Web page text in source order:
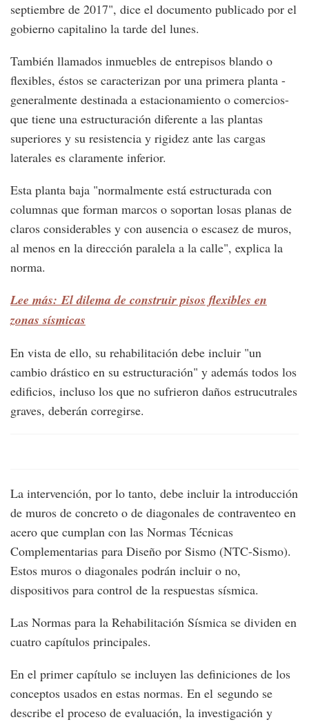
septiembre de 2017", dice el documento publicado por el
gobierno capitalino la tarde del lunes.
También llamados inmuebles de entrepisos blando o
flexibles, éstos se caracterizan por una primera planta -
generalmente destinada a estacionamiento o comercios-
que tiene una estructuración diferente a las plantas
superiores y su resistencia y rigidez ante las cargas
laterales es claramente inferior.
Esta planta baja "normalmente está estructurada con
columnas que forman marcos o soportan losas planas de
claros considerables y con ausencia o escasez de muros,
al menos en la dirección paralela a la calle", explica la
norma.
Lee más: El dilema de construir pisos flexibles en
zonas sísmicas
En vista de ello, su rehabilitación debe incluir "un
cambio drástico en su estructuración" y además todos los
edificios, incluso los que no sufrieron daños estrucutrales
graves, deberán corregirse.
La intervención, por lo tanto, debe incluir la introducción
de muros de concreto o de diagonales de contraventeo en
acero que cumplan con las Normas Técnicas
Complementarias para Diseño por Sismo (NTC-Sismo).
Estos muros o diagonales podrán incluir o no,
dispositivos para control de la respuestas sísmica.
Las Normas para la Rehabilitación Sísmica se dividen en
cuatro capítulos principales.
En el primer capítulo se incluyen las definiciones de los
conceptos usados en estas normas. En el segundo se
describe el proceso de evaluación, la investigación y